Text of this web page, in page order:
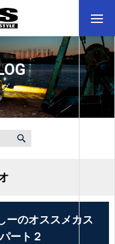
ーのオススメカス
ート２